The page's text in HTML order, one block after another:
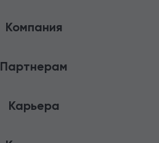
Компания
Рестораны
Партнерам
Аренда
Карьера